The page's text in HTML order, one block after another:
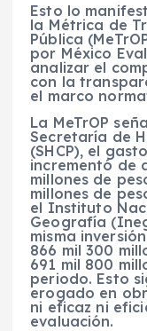
Esto lo
la Métrica de
Pública
por México
analizar el
con la
el marco
La MeTrOP
Secretaría de
(SHCP), el
incrementó de
millones de
millones de
el Instituto
Geografía
misma
866 mil 300
691 mil 800
periodo. Esto
erogado en
ni eficaz ni
evaluación.